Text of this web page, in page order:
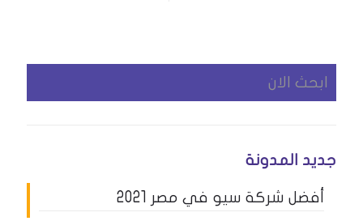
جديد المدونة
أفضل شركة سيو في مصر 2021